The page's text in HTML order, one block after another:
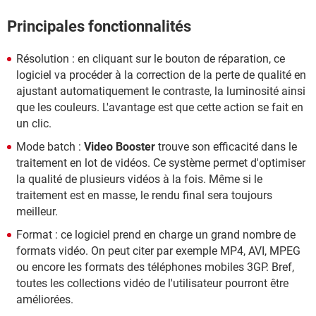
Principales fonctionnalités
Résolution : en cliquant sur le bouton de réparation, ce
logiciel va procéder à la correction de la perte de qualité en
ajustant automatiquement le contraste, la luminosité ainsi
que les couleurs. L'avantage est que cette action se fait en
un clic.
Mode batch : Video Booster trouve son efficacité dans le
traitement en lot de vidéos. Ce système permet d'optimiser
la qualité de plusieurs vidéos à la fois. Même si le
traitement est en masse, le rendu final sera toujours
meilleur.
Format : ce logiciel prend en charge un grand nombre de
formats vidéo. On peut citer par exemple MP4, AVI, MPEG
ou encore les formats des téléphones mobiles 3GP. Bref,
toutes les collections vidéo de l'utilisateur pourront être
améliorées.